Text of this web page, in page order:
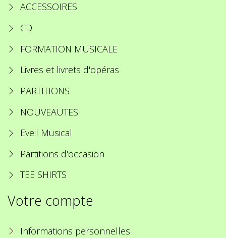
ACCESSOIRES
CD
FORMATION MUSICALE
Livres et livrets d'opéras
PARTITIONS
NOUVEAUTES
Eveil Musical
Partitions d'occasion
TEE SHIRTS
Votre compte
Informations personnelles